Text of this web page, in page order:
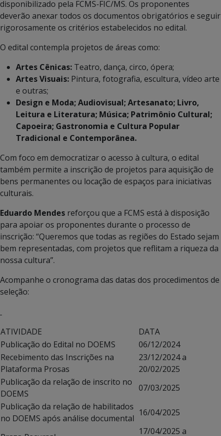
disponibilizado pela FCMS-FIC/MS. Os proponentes
deverão anexar todos os documentos obrigatórios e seguir
rigorosamente os critérios estabelecidos no edital.
O edital contempla projetos de áreas como:
Artes Cênicas: Teatro, dança, circo, ópera;
Artes Visuais: Pintura, fotografia, escultura, vídeo arte
e outras;
Design e Moda; Audiovisual; Artesanato; Livro,
Leitura e Literatura; Música; Patrimônio Cultural;
Capoeira; Gastronomia e Cultura Popular
Tradicional e Contemporânea.
Com foco em democratizar o acesso à cultura, o edital
também permite a inscrição de projetos para aquisição de
bens permanentes ou locação de espaços para iniciativas
culturais.
Eduardo Mendes reforçou que a FCMS está à disposição
para apoiar os proponentes durante o processo de
inscrição: “Queremos que todas as regiões do Estado sejam
bem representadas, com projetos que reflitam a riqueza da
nossa cultura”.
Acompanhe o cronograma das datas dos procedimentos de
seleção:
ATIVIDADE
DATA
Publicação do Edital no DOEMS
06/12/2024
Recebimento das Inscrições na
Plataforma Prosas
23/12/2024 a
20/02/2025
Publicação da relação de inscrito no
DOEMS
07/03/2025
Publicação da relação de habilitados
no DOEMS após análise documental
16/04/2025
17/04/2025 a